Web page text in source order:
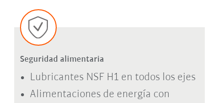
Seguridad alimentaria
Lubricantes NSF H1 en todos los ejes
Alimentaciones de energía con